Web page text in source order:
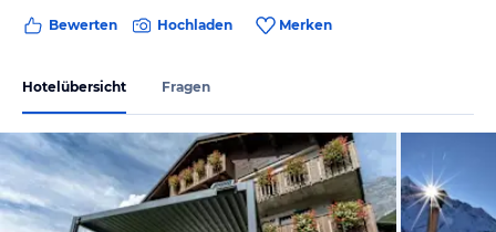
Bewerten Hochladen Merken
Hotelübersicht Fragen